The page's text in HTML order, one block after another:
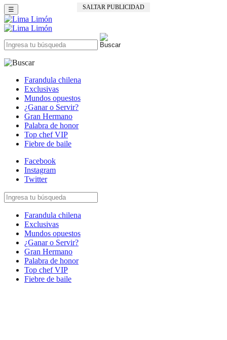
SALTAR PUBLICIDAD
☰
Farandula chilena
Exclusivas
Mundos opuestos
¿Ganar o Servir?
Gran Hermano
Palabra de honor
Top chef VIP
Fiebre de baile
Facebook
Instagram
Twitter
Farandula chilena
Exclusivas
Mundos opuestos
¿Ganar o Servir?
Gran Hermano
Palabra de honor
Top chef VIP
Fiebre de baile